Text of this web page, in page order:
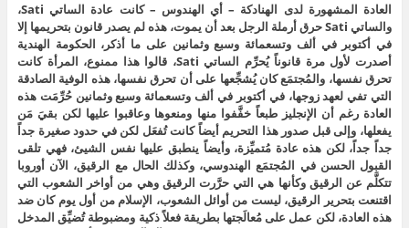
العادة المشهورة لدى الهنادكة – أي الهندوس – كانت عادة الساتي Sati،
والساتي Sati حرق أرملة الرجل بعد أن يموت، هذه لم يصدر قانون بتحريمها إلا
في أكتوبر في ألف وتسعمائة وسبع وثمانين على ما أذكر، الحكومة الهندية
أصدرت لأول مرة قانوناً يُحرِّم الساتي Sati، قالوا هذا ممنوع، المرأة كانت
تحرق نفسها، والمُجتمَع كان يُشجِّعها على أن تحرق نفسها، هذه الوفية الصادقة
التي تفي لعهد زوجها، في أكتوبر في ألف وتسعمائة وسبع وثمانين حُرِّمَت هذه
العادة رغم أن الإنجليز طبعاً خفَّفوا منها ومنعوها وعاقبوا عليها لكن بقيَ مَن
يفعلها، وإلى قبل صدور هذا التحريم أيضاً كانت تُفعَل لكن في حدود صغيرة جداً
جداً جداً، لكن هذه عادة مُتميِّزة، وأيضاً ينطبق عليها نفس الشيئ، فهي تلقى
القبول الحسن في المُجتمَع الهندوسي، وكذلك الحال مع الرقيق، الآن أوروبا
تتكلَّم عن الرقيق وكأنها هي التي حرَّرت الرقيق وهي من أواخر الشعوب التي
اقتنعت بتحرير الرقيق، ليست من أوائل الشعوب، الإسلام من أول يوم كان ضد
هذه العادة، لكن عمل على مُعالَجتها بطريقة فعلاً ذكية ومضبوطة تُضيِّق المدخل